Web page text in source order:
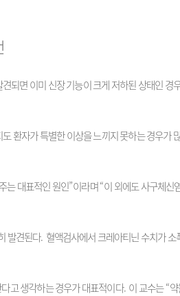
되면 이미 신장 기능이 크게 저하된 상태인 경
환자가 특별한 이상을 느끼지 못하는 경우가
는 대표적인 원인”이라며“이 외에도 사구체신
발견된다. 혈액검사에서 크레아티닌 수치가
고 생각하는 경우가 대표적이다. 이 교수는“